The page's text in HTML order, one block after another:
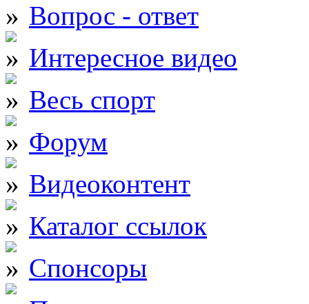
Вопрос - ответ
Интересное видео
Весь спорт
Форум
Видеоконтент
Каталог ссылок
Спонсоры